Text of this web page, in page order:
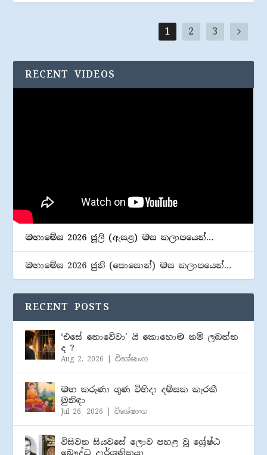
1 2 3
RECENT VIDEOS
මහාමේඝ 2026 ජූලි (​ඇසළ) මස කලාපයෙන්…
මහාමේඝ 2026 ජුනි (​පොසොන්) මස කලාපයෙන්…
RECENT POSTS
‘එසේ නොවේවා’ යි කොහොම නම් ලබන්න
ද ?
Aug 2, 2026 |විශේෂාංග
මහ කරුණා ගුණ විහිදා දම්සක කැරකී
මුනිඳා
Jul 26, 2026 |විශේෂාංග
විසිවන සියවසේ ලොව පහළ වූ ශ්‍රේෂ්ඨ
බෞද්ධ දාර්ශනිකයා